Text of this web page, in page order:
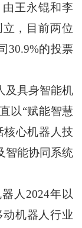
王永锟和李
，目前两位
30.9%的投票
具身智能机
以“赋能智慧
核心机器人技
智能协同系统
人2024年以
机器人行业